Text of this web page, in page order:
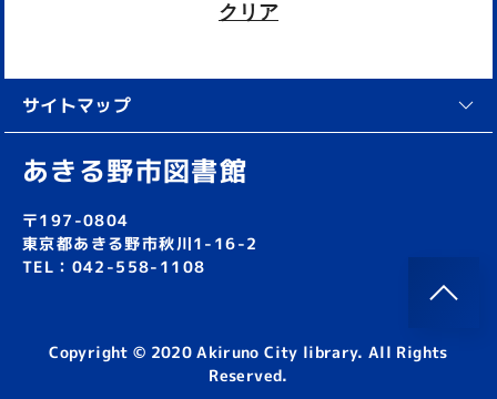
クリア
サイトマップ
あきる野市図書館
〒197-0804
東京都あきる野市秋川1-16-2
TEL：042-558-1108
Copyright © 2020 Akiruno City library. All Rights
Reserved.